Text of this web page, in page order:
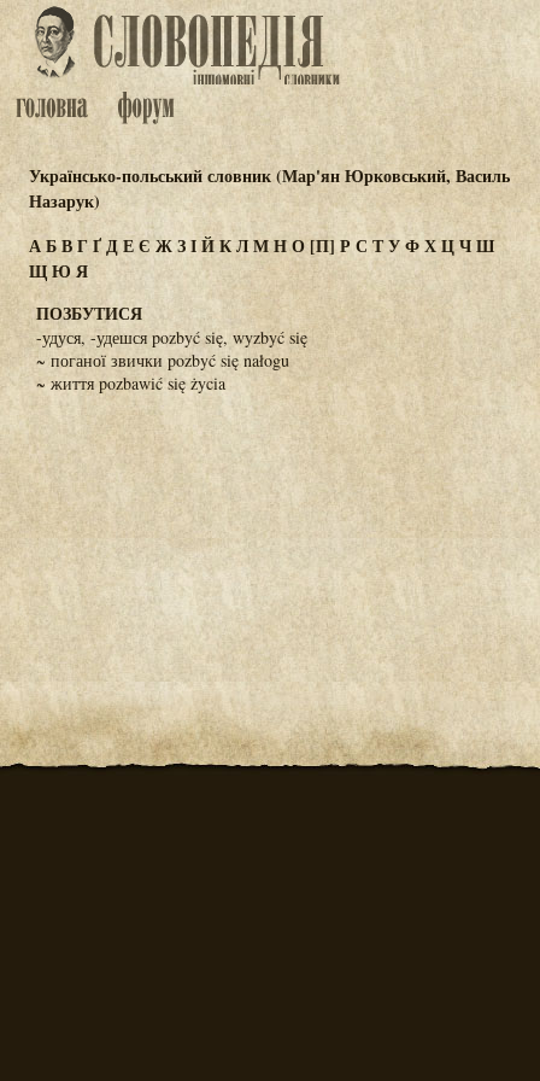
Українсько-польський словник (Мар'ян Юрковський, Василь
Назарук)
АБВГҐДЕЄЖЗІЙКЛМНО[П] Р С ТУФХЦЧШ
ЩЮЯ
ПОЗБУТИСЯ
-удуся, -удешся pozbyć się, wyzbyć się
~ поганої звички pozbyć się nałogu
~ життя pozbawić się życia